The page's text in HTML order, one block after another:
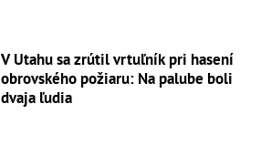
V Utahu sa zrútil vrtuľník pri hasení
obrovského požiaru: Na palube boli
dvaja ľudia